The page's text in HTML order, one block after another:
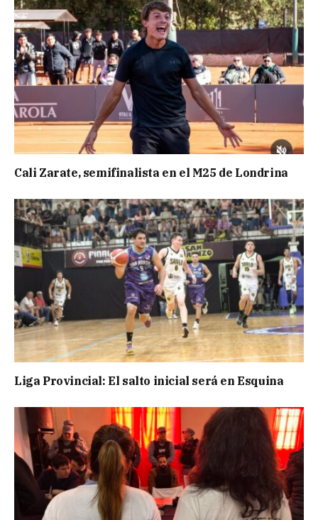
Cali Zarate, semifinalista en el M25 de Londrina
Liga Provincial: El salto inicial será en Esquina